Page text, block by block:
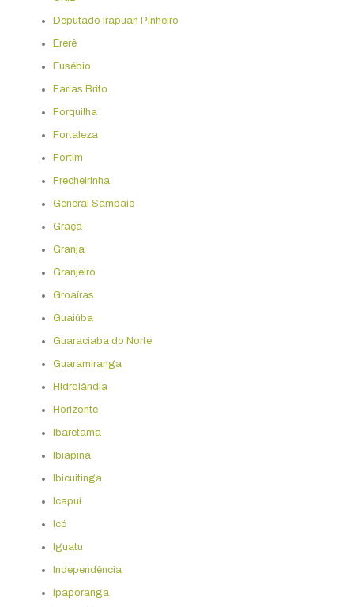
Deputado Irapuan Pinheiro
Ererê
Eusébio
Farias Brito
Forquilha
Fortaleza
Fortim
Frecheirinha
General Sampaio
Graça
Granja
Granjeiro
Groaíras
Guaiúba
Guaraciaba do Norte
Guaramiranga
Hidrolândia
Horizonte
Ibaretama
Ibiapina
Ibicuitinga
Icapuí
Icó
Iguatu
Independência
Ipaporanga